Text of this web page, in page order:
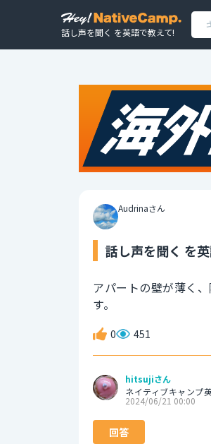
話し声を聞く を英語で教えて!
Audrinaさん
話し声を聞く を
アパートの壁が薄く
す。
0 451
hitsujiさん
ネイティブキャンプ
2024/06/21 00:00
回答